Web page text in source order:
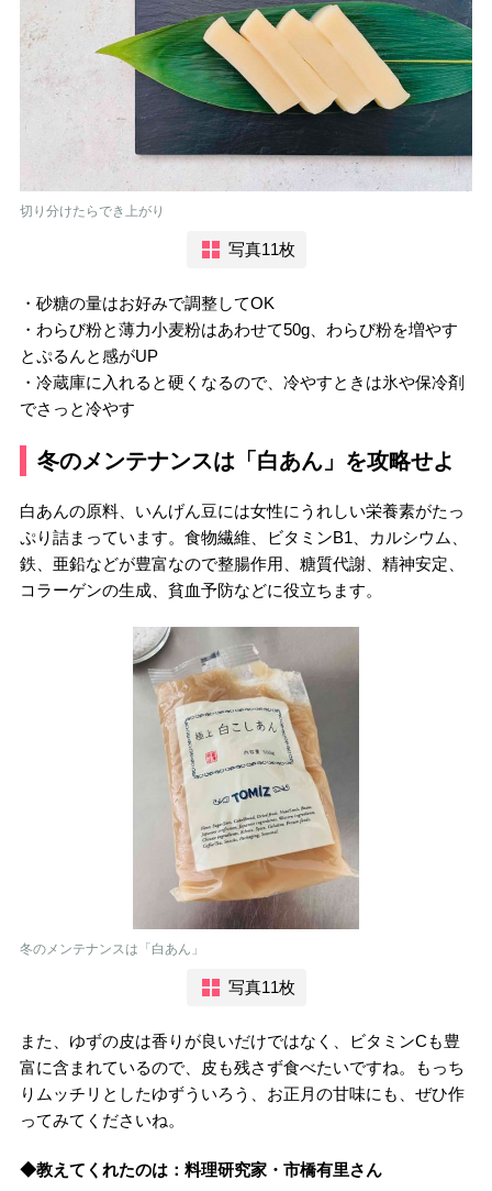
切り分けたらでき上がり
写真11枚
・砂糖の量はお好みで調整してOK
・わらび粉と薄力小麦粉はあわせて50g、わらび粉を増やす
とぷるんと感がUP
・冷蔵庫に入れると硬くなるので、冷やすときは氷や保冷剤
でさっと冷やす
冬のメンテナンスは「白あん」を攻略せよ
白あんの原料、いんげん豆には女性にうれしい栄養素がたっ
ぷり詰まっています。食物繊維、ビタミンB1、カルシウム、
鉄、亜鉛などが豊富なので整腸作用、糖質代謝、精神安定、
コラーゲンの生成、貧血予防などに役立ちます。
冬のメンテナンスは「白あん」
写真11枚
また、ゆずの皮は香りが良いだけではなく、ビタミンCも豊
富に含まれているので、皮も残さず食べたいですね。もっち
りムッチリとしたゆずういろう、お正月の甘味にも、ぜひ作
ってみてくださいね。
◆教えてくれたのは：料理研究家・市橋有里さん